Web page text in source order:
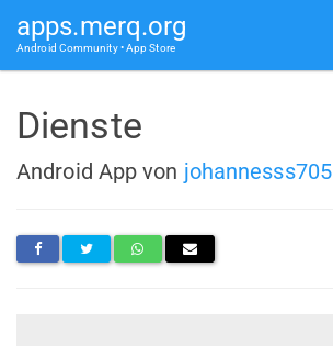
apps.merq.org
Android Community • App Store
Dienste
Android App von johannesss705